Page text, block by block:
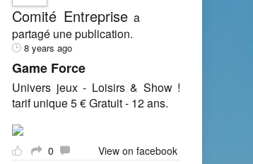
Comité Entreprisea
partagé une publication.
8 years ago
Game Force
Univers jeux - Loisirs & Show !
tarif unique 5 € Gratuit - 12 ans.
0 View on facebook